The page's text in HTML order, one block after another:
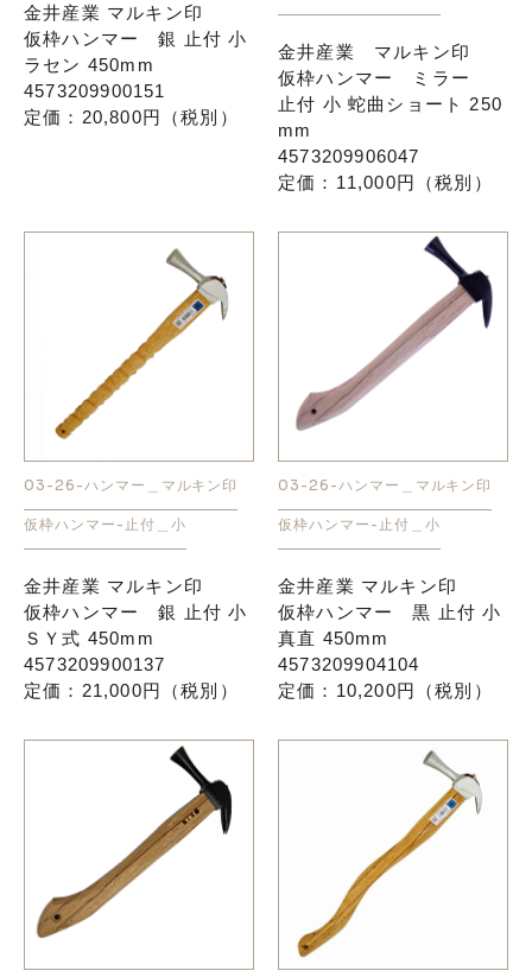
金井産業 マルキン印
仮枠ハンマー 銀 止付 小
ラセン 450mm
4573209900151
定価：20,800円（税別）
金井産業 マルキン印
仮枠ハンマー ミラー
止付 小 蛇曲ショート 250
mm
4573209906047
定価：11,000円（税別）
03-26-ハンマー＿マルキン印
仮枠ハンマー-止付＿小
金井産業 マルキン印
仮枠ハンマー 銀 止付 小
ＳＹ式 450mm
4573209900137
定価：21,000円（税別）
03-26-ハンマー＿マルキン印
仮枠ハンマー-止付＿小
金井産業 マルキン印
仮枠ハンマー 黒 止付 小
真直 450mm
4573209904104
定価：10,200円（税別）